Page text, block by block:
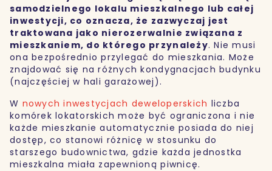
samodzielnego lokalu mieszkalnego lub całej
inwestycji, co oznacza, że zazwyczaj jest
traktowana jako nierozerwalnie związana z
mieszkaniem, do którego przynależy. Nie musi
ona bezpośrednio przylegać do mieszkania. Może
znajdować się na różnych kondygnacjach budynku
(najczęściej w hali garażowej).
W nowych inwestycjach deweloperskich liczba
komórek lokatorskich może być ograniczona i nie
każde mieszkanie automatycznie posiada do niej
dostęp, co stanowi różnicę w stosunku do
starszego budownictwa, gdzie każda jednostka
mieszkalna miała zapewnioną piwnicę.